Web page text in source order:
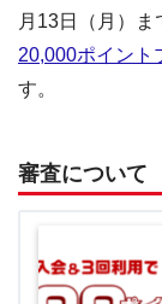
月13日（月）ま
20,000ポイント
す。
審査について